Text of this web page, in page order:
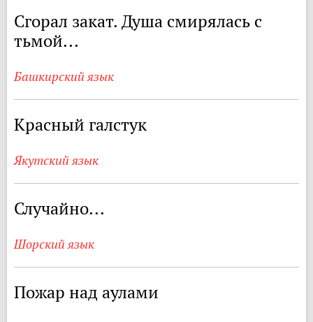
Сгорал закат. Душа смирялась с
тьмой...
Башкирский язык
Красный галстук
Якутский язык
Случайно...
Шорский язык
Пожар над аулами